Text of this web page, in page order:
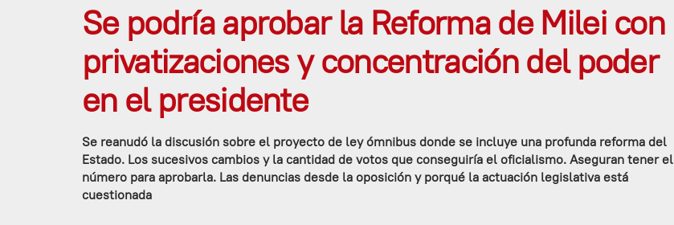
Se podría aprobar la Reforma de Milei con
privatizaciones y concentración del poder
en el presidente
Se reanudó la discusión sobre el proyecto de ley ómnibus donde se incluye una profunda reforma del
Estado. Los sucesivos cambios y la cantidad de votos que conseguiría el oficialismo. Aseguran tener el
número para aprobarla. Las denuncias desde la oposición y porqué la actuación legislativa está
cuestionada